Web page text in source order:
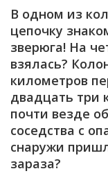
В одном из
цепочку
зверюга! На
взялась?
километров
двадцать три
почти везде
соседства с
снаружи
зараза?